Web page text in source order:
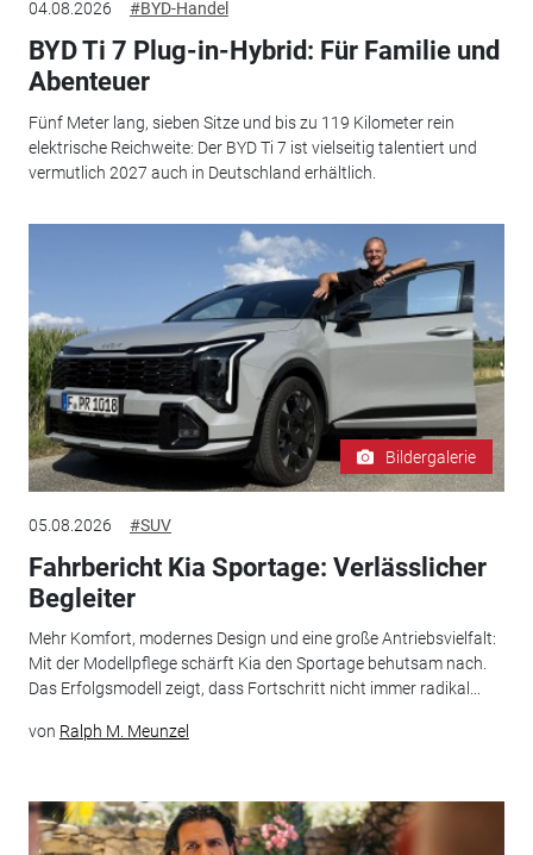
04.08.2026 #BYD-Handel
BYD Ti 7 Plug-in-Hybrid: Für Familie und
Abenteuer
Fünf Meter lang, sieben Sitze und bis zu 119 Kilometer rein
elektrische Reichweite: Der BYD Ti 7 ist vielseitig talentiert und
vermutlich 2027 auch in Deutschland erhältlich.
Bildergalerie
05.08.2026 #SUV
Fahrbericht Kia Sportage: Verlässlicher
Begleiter
Mehr Komfort, modernes Design und eine große Antriebsvielfalt:
Mit der Modellpflege schärft Kia den Sportage behutsam nach.
Das Erfolgsmodell zeigt, dass Fortschritt nicht immer radikal...
von Ralph M. Meunzel